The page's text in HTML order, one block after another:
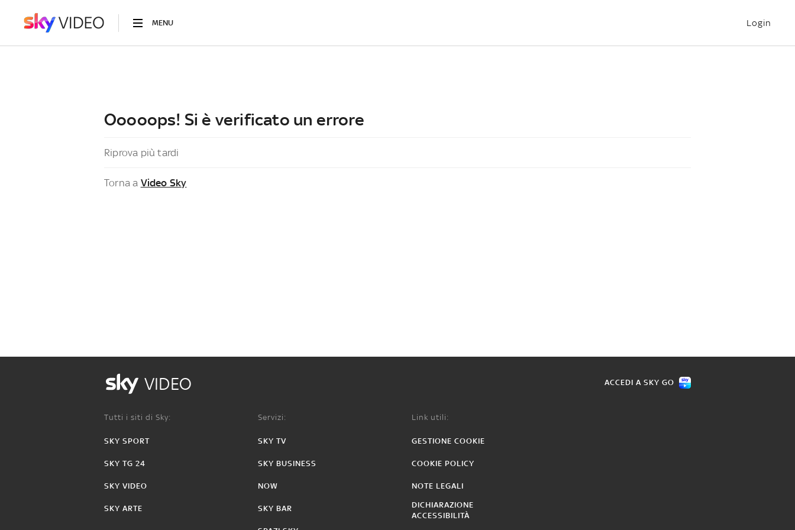
MENU Login
Ooooops! Si è verificato un errore
Riprova più tardi
Torna a Video Sky
VIDEO ACCEDI A SKY GO
Tutti i siti di Sky:
SKY SPORT
SKY TG 24
SKY VIDEO
SKY ARTE
Servizi:
SKY TV
SKY BUSINESS
NOW
SKY BAR
Link utili:
GESTIONE COOKIE
COOKIE POLICY
NOTE LEGALI
DICHIARAZIONE
ACCESSIBILITÀ